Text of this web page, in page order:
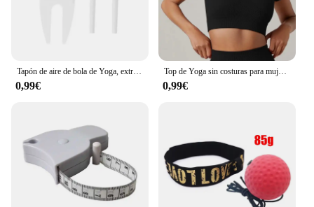
Tapón de aire de bola de Yoga, extractor de enchufe de aire, bocina de caballo, tapones de válvula
0,99€
Top de Yoga sin costuras para mujer, camisetas deportivas, ropa de Fitness, camiseta de manga corta de Yoga, Top de gimnasio, ropa activa para correr, Top deportivo
0,99€